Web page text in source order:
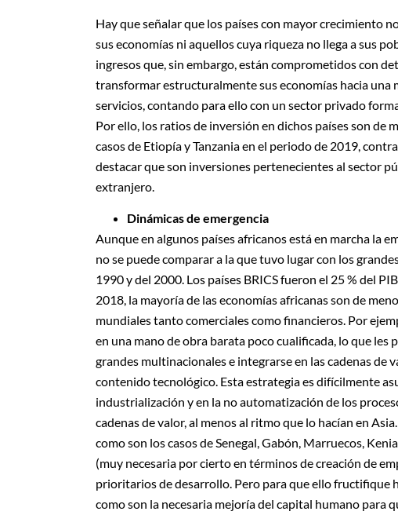
Hay que señalar que los países con mayor crecimiento
sus economías ni aquellos cuya riqueza no llega a sus
ingresos que, sin embargo, están comprometidos con
transformar estructuralmente sus economías hacia
servicios, contando para ello con un sector privado
Por ello, los ratios de inversión en dichos países son de
casos de Etiopía y Tanzania en el periodo de 2019,
destacar que son inversiones pertenecientes al sector
extranjero.
Dinámicas de emergencia
Aunque en algunos países africanos está en marcha la
no se puede comparar a la que tuvo lugar con los
1990 y del 2000. Los países BRICS fueron el 25 % del
2018, la mayoría de las economías africanas son de
mundiales tanto comerciales como financieros. Por
en una mano de obra barata poco cualificada, lo que
grandes multinacionales e integrarse en las cadenas de
contenido tecnológico. Esta estrategia es difícilmente
industrialización y en la no automatización de los
cadenas de valor, al menos al ritmo que lo hacían en
como son los casos de Senegal, Gabón, Marruecos,
(muy necesaria por cierto en términos de creación de
prioritarios de desarrollo. Pero para que ello fructifique
como son la necesaria mejoría del capital humano para